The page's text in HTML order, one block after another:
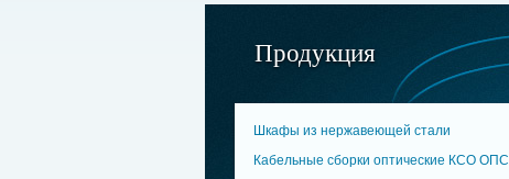
Продукция
Шкафы из нержавеющей стали
Кабельные сборки оптические КСО ОПC